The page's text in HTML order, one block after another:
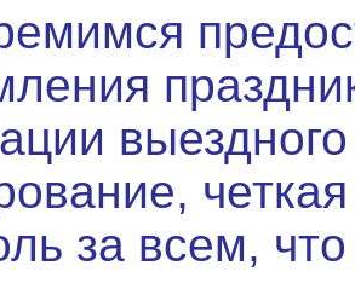
за всем,